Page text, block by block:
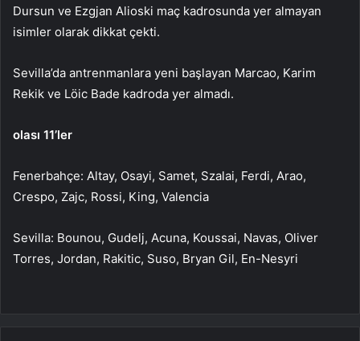
Dursun ve Ezgjan Alioski maç kadrosunda yer almayan
isimler olarak dikkat çekti.
Sevilla’da antrenmanlara yeni başlayan Marcao, Karim
Rekik ve Löic Bade kadroda yer almadı.
olası 11’ler
Fenerbahçe: Altay, Osayi, Samet, Szalai, Ferdi, Arao,
Crespo, Zajc, Rossi, King, Valencia
Sevilla: Bounou, Gudelj, Acuna, Koussai, Navas, Oliver
Torres, Jordan, Rakitic, Suso, Bryan Gil, En-Nesyri